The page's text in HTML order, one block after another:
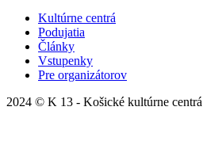
Kultúrne centrá
Podujatia
Články
Vstupenky
Pre organizátorov
2024 © K 13 - Košické kultúrne centrá